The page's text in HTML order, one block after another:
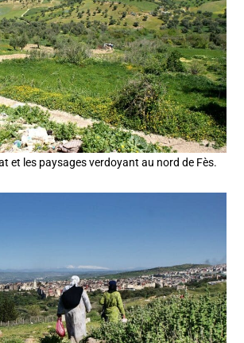
et les paysages verdoyant au nord de Fès.